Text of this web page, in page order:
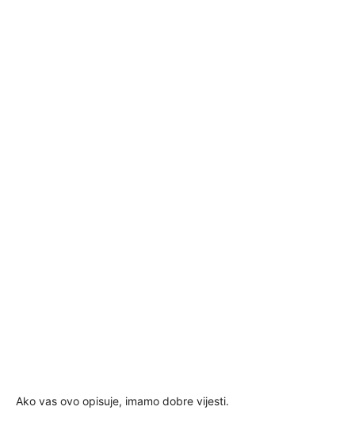
Ako vas ovo opisuje, imamo dobre vijesti.